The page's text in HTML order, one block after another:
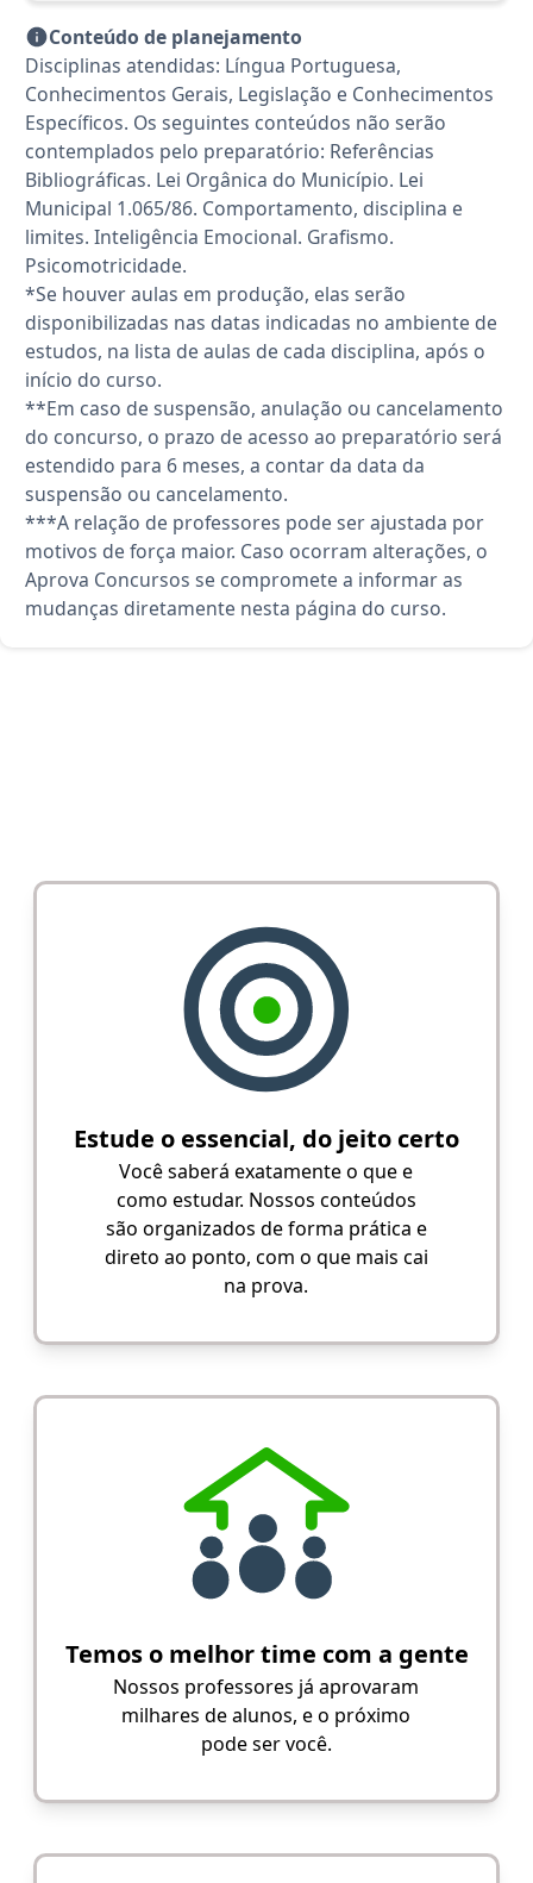
Conteúdo de planejamento
Disciplinas atendidas: Língua Portuguesa,
Conhecimentos Gerais, Legislação e Conhecimentos
Específicos. Os seguintes conteúdos não serão
contemplados pelo preparatório: Referências
Bibliográficas. Lei Orgânica do Município. Lei
Municipal 1.065/86. Comportamento, disciplina e
limites. Inteligência Emocional. Grafismo.
Psicomotricidade.
*Se houver aulas em produção, elas serão
disponibilizadas nas datas indicadas no ambiente de
estudos, na lista de aulas de cada disciplina, após o
início do curso.
**Em caso de suspensão, anulação ou cancelamento
do concurso, o prazo de acesso ao preparatório será
estendido para 6 meses, a contar da data da
suspensão ou cancelamento.
***A relação de professores pode ser ajustada por
motivos de força maior. Caso ocorram alterações, o
Aprova Concursos se compromete a informar as
mudanças diretamente nesta página do curso.
Estude o essencial, do jeito certo
Você saberá exatamente o que e
como estudar. Nossos conteúdos
são organizados de forma prática e
direto ao ponto, com o que mais cai
na prova.
Temos o melhor time com a gente
Nossos professores já aprovaram
milhares de alunos, e o próximo
pode ser você.